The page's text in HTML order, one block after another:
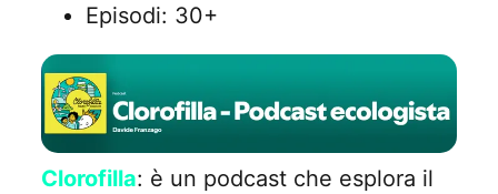
Episodi: 30+
Clorofilla: è un podcast che esplora il